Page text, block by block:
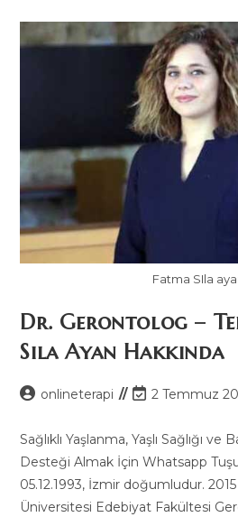
Fatma SIla
Dr. Gerontolog –
Sıla Ayan Hakkında
Postonlineterapi
Post
modified:
2 Temmuz
Sağlıklı Yaşlanma, Yaşlı Sağlığı ve
Desteği Almak İçin Whatsapp
05.12.1993, İzmir doğumludur. 2015
Üniversitesi Edebiyat Fakültesi